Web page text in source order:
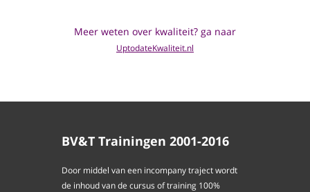
Meer weten over kwaliteit? ga naar
UptodateKwaliteit.nl
BV&T Trainingen 2001-2016
Door middel van een incompany traject wordt
de inhoud van de cursus of training 100%